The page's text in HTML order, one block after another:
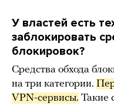
У властей есть
заблокировать
блокировок?
Средства обхода
на три категории.
VPN-сервисы. Такие